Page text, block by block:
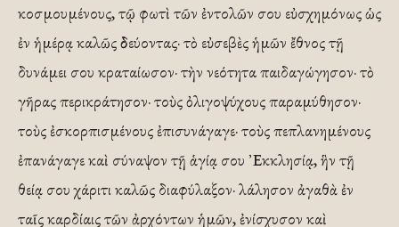
κοσμουμένους, τῷ φωτὶ τῶν ἐντολῶν σου εὐσχημόνως ὡς
ἐν ἡμέρᾳ καλῶς ὁδεύοντας· τὸ εὐσεβὲς ἡμῶν ἔθνος τῇ
δυνάμει σου κραταίωσον· τὴν νεότητα παιδαγώγησον· τὸ
γῆρας περικράτησον· τοὺς ὀλιγοψύχους παραμύθησον·
τοὺς ἐσκορπισμένους ἐπισυνάγαγε· τοὺς πεπλανημένους
ἐπανάγαγε καὶ σύναψον τῇ ἁγίᾳ σου ᾿Εκκλησίᾳ, ἣν τῇ
θείᾳ σου χάριτι καλῶς διαφύλαξον· λάλησον ἀγαθὰ ἐν
ταῖς καρδίαις τῶν ἀρχόντων ἡμῶν, ἐνίσχυσον καὶ